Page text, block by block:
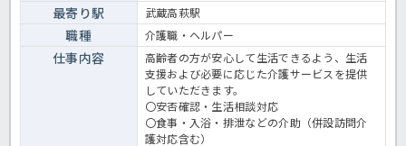
最寄り駅 武蔵高萩駅
職種 介護職・ヘルパー
仕事内容
高齢者の方が安心して生活できるよう、生活
支援および必要に応じた介護サービスを提供
していただきます。
〇安否確認・生活相談対応
〇食事・入浴・排泄などの介助（併設訪問介
護対応含む）